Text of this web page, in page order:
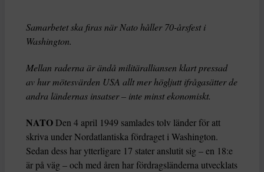
Samarbetet ska firas när Nato håller 70-årsfest i
Washington.
Mellan raderna är ändå militäralliansen klart pressad
av hur mötesvärden USA allt mer högljutt ifrågasätter de
andra ländernas insatser – inte minst ekonomiskt.
NATO Den 4 april 1949 samlades tolv länder för att
skriva under Nordatlantiska fördraget i Washington.
Sedan dess har ytterligare 17 stater anslutit sig – en 18:e
är på väg – och med åren har fördragsländerna utvecklats